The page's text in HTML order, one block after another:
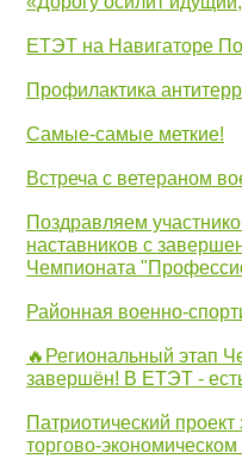
ЕТЭТ на Навигаторе
Профилактика
Самые-самые меткие!
Встреча с ветераном
Поздравляем
наставников с
Чемпионата
Районная военно-
🔥Региональный этап
завершён! В ЕТЭТ -
Патриотический
торгово-